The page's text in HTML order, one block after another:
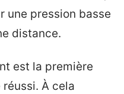
une pression basse
distance.
est la première
À cela